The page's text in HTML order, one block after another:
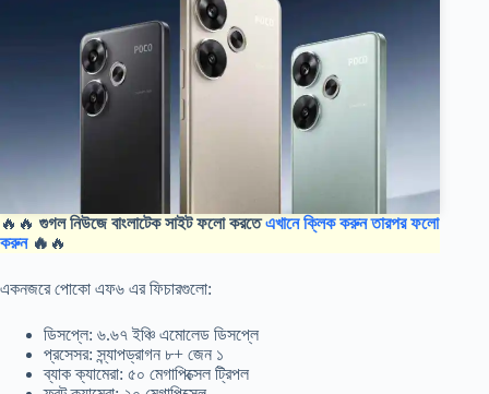
🔥🔥 গুগল নিউজে বাংলাটেক সাইট ফলো করতেএখানে ক্লিক করুন তারপর ফলো
করুন🔥 🔥
একনজরে পোকো এফ৬ এর ফিচারগুলো:
ডিসপ্লে: ৬.৬৭ ইঞ্চি এমোলেড ডিসপ্লে
প্রসেসর: স্ন্যাপড্রাগন ৮+ জেন ১
ব্যাক ক্যামেরা: ৫০ মেগাপিক্সেল ট্রিপল